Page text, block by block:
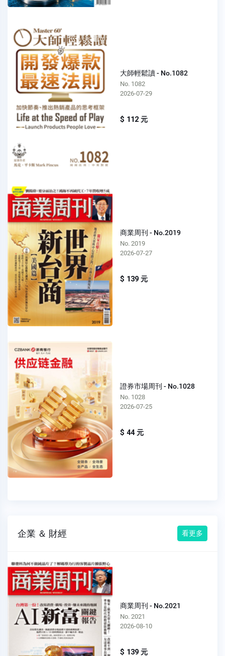
大師輕鬆讀 - No.1082
No. 1082
2026-07-29
$ 112 元
商業周刊 - No.2019
No. 2019
2026-07-27
$ 139 元
證券市場周刊 - No.1028
No. 1028
2026-07-25
$ 44 元
企業 ＆ 財經 看更多
商業周刊 - No.2021
No. 2021
2026-08-10
$ 139 元